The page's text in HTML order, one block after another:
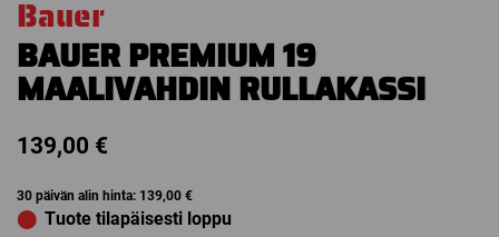
Bauer
BAUER PREMIUM 19
MAALIVAHDIN RULLAKASSI
139,00 €
30 päivän alin hinta: 139,00 €
⬤ Tuote tilapäisesti loppu